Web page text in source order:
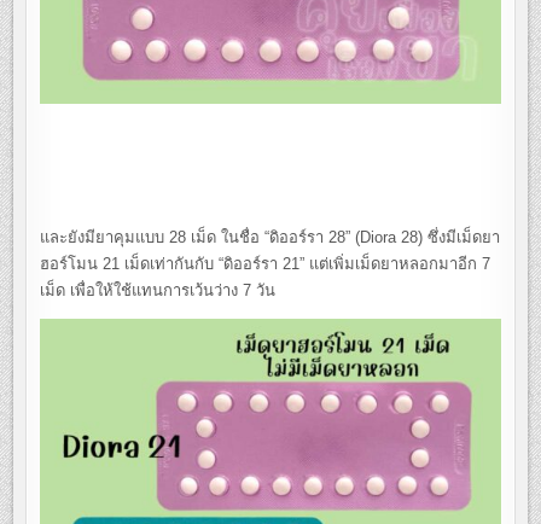
และยังมียาคุมแบบ 28 เม็ด ในชื่อ “ดิออร์รา 28” (Diora 28) ซึ่งมีเม็ดยา
ฮอร์โมน 21 เม็ดเท่ากันกับ “ดิออร์รา 21” แต่เพิ่มเม็ดยาหลอกมาอีก 7
เม็ด เพื่อให้ใช้แทนการเว้นว่าง 7 วัน